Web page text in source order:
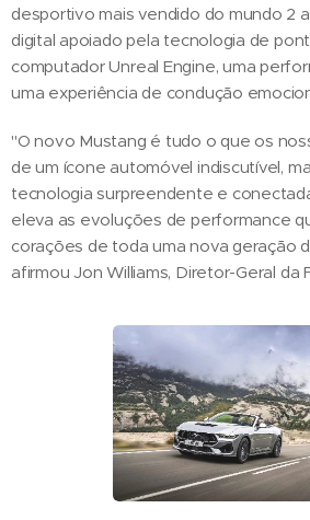
desportivo mais vendido do mundo 2
digital apoiado pela tecnologia de
computador Unreal Engine, uma
uma experiência de condução
"O novo Mustang é tudo o que os
de um ícone automóvel indiscutível,
tecnologia surpreendente e
eleva as evoluções de performance
corações de toda uma nova geração
afirmou Jon Williams, Diretor-Geral da